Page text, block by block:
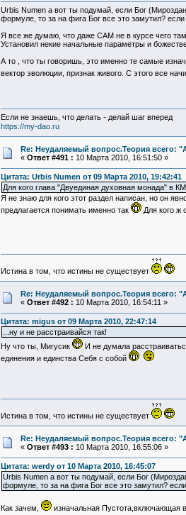
Urbis Numen а вот ты подумай, если Бог
формуле, то за на фига Бог все это замутил? если
Я все же думаю, что даже САМ не в курсе чего там
Установил некие начальные параметры и
А то , что ты говоришь, это именно те самые
вектор эволюции, признак живого. С этого все
Если не знаешь, что делать - делай шаг вперед
https://my-dao.ru
Re: Неудаляемый вопрос.Теория всего:
« Ответ #491 : 10 Марта 2010, 16:51:50 »
Цитата: Urbis Numen от 09 Марта 2010, 19:42:41
Для кого глава "Двуединая духовная монада" в
Я не знаю для кого этот раздел написан, но он
предлагается понимать именно так
Для кого ж
Истина в том, что истины не существует
Re: Неудаляемый вопрос.Теория всего:
« Ответ #492 : 10 Марта 2010, 16:54:11 »
Цитата: migus от 09 Марта 2010, 22:47:14
...ну и не расстраивайся так!
Ну что ты, Мигусик
И не думала
единения и единства Себя с собой
Истина в том, что истины не существует
Re: Неудаляемый вопрос.Теория всего:
« Ответ #493 : 10 Марта 2010, 16:55:06 »
Цитата: werdy от 10 Марта 2010, 16:45:07
Urbis Numen а вот ты подумай, если Бог
формуле, то за на фига Бог все это замутил?
Как зачем,
изначальная Пустота,включающая